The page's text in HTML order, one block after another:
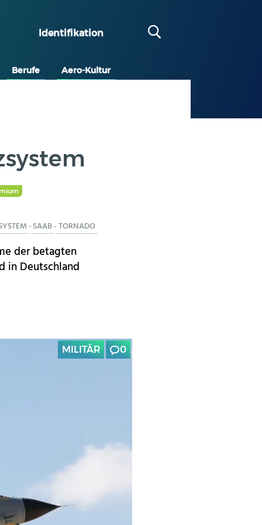
Identifikation
Berufe Aero-Kultur
-SAAB-TORNADO
der betagten
in Deutschland
MILITÄR 0